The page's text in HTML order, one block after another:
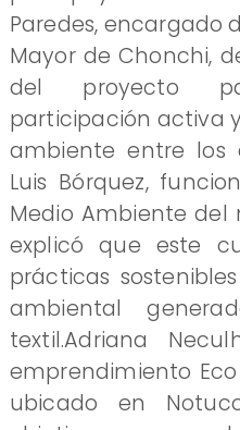
Paredes, encargado
Mayor de Chonchi,
del proyecto
participación activa
ambiente entre los
Luis Bórquez,
Medio Ambiente
explicó que este
prácticas
ambiental
textil.Adriana
emprendimiento
ubicado en